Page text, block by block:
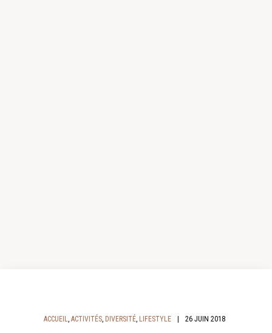
ACCUEIL, ACTIVITÉS, DIVERSITÉ, LIFESTYLE 26 JUIN 2018